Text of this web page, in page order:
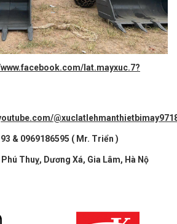
lat.mayxuc.7?
& 0969186595 ( Mr. Triển )
Thuỵ, Dương Xá, Gia Lâm, Hà Nộ